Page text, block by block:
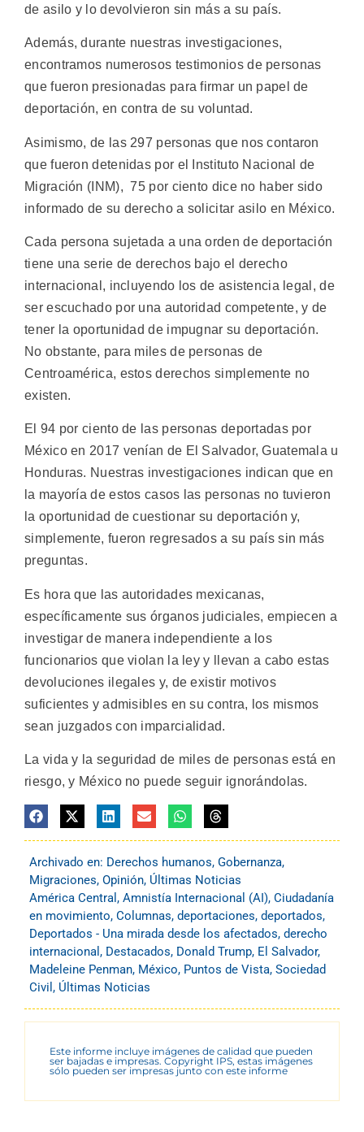
de asilo y lo devolvieron sin más a su país.
Además, durante nuestras investigaciones,
encontramos numerosos testimonios de personas
que fueron presionadas para firmar un papel de
deportación, en contra de su voluntad.
Asimismo, de las 297 personas que nos contaron
que fueron detenidas por el Instituto Nacional de
Migración (INM), 75 por ciento dice no haber sido
informado de su derecho a solicitar asilo en México.
Cada persona sujetada a una orden de deportación
tiene una serie de derechos bajo el derecho
internacional, incluyendo los de asistencia legal, de
ser escuchado por una autoridad competente, y de
tener la oportunidad de impugnar su deportación.
No obstante, para miles de personas de
Centroamérica, estos derechos simplemente no
existen.
El 94 por ciento de las personas deportadas por
México en 2017 venían de El Salvador, Guatemala u
Honduras. Nuestras investigaciones indican que en
la mayoría de estos casos las personas no tuvieron
la oportunidad de cuestionar su deportación y,
simplemente, fueron regresados a su país sin más
preguntas.
Es hora que las autoridades mexicanas,
específicamente sus órganos judiciales, empiecen a
investigar de manera independiente a los
funcionarios que violan la ley y llevan a cabo estas
devoluciones ilegales y, de existir motivos
suficientes y admisibles en su contra, los mismos
sean juzgados con imparcialidad.
La vida y la seguridad de miles de personas está en
riesgo, y México no puede seguir ignorándolas.
Archivado en: Derechos humanos, Gobernanza,
Migraciones, Opinión, Últimas Noticias
América Central , Amnistía Internacional (AI), Ciudadanía
en movimiento, Columnas, deportaciones, deportados,
Deportados - Una mirada desde los afectados, derecho
internacional , Destacados, Donald Trump, El Salvador,
Madeleine Penman, México, Puntos de Vista, Sociedad
Civil , Últimas Noticias
Este informe incluye imágenes de calidad que pueden
ser bajadas e impresas. Copyright IPS, estas imágenes
sólo pueden ser impresas junto con este informe